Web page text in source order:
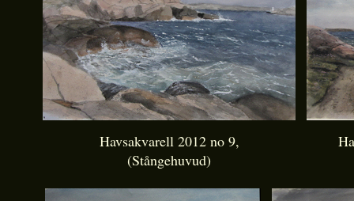
Havsakvarell 2012 no 9,
(Stångehuvud)